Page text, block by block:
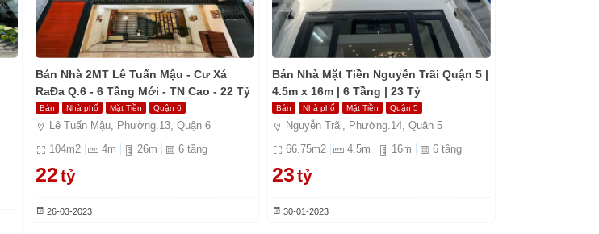
Bán Nhà 2MT Lê Tuấn Mậu - Cư Xá
RaĐa Q.6 - 6 Tầng Mới - TN Cao - 22 Tỷ
Bán Nhà phố Mặt Tiền Quận 6
Lê Tuấn Mậu, Phường.13, Quận 6
104m2 4m 26m 6 tầng
22tỷ
26-03-2023
Bán Nhà Mặt Tiền Nguyễn Trãi Quận 5 |
4.5m x 16m | 6 Tầng | 23 Tỷ
Bán Nhà phố Mặt Tiền Quận 5
Nguyễn Trãi, Phường.14, Quận 5
66.75m2 4.5m 16m 6 tầng
23tỷ
30-01-2023